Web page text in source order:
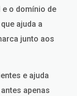
o domínio de
ajuda a
junto aos
e ajuda
apenas